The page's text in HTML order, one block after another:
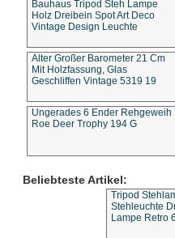
Bauhaus Tripod Steh Lampe
Holz Dreibein Spot Art Deco
Vintage Design Leuchte
Alter Großer Barometer 21 Cm
Mit Holzfassung, Glas
Geschliffen Vintage 5319 19
Ungerades 6 Ender Rehgeweih
Roe Deer Trophy 194 G
Beliebteste Artikel:
Tripod
Stehleuchte
Lampe Retro